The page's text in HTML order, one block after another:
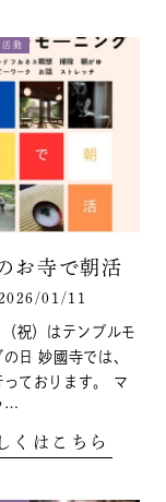
活動
お寺で朝活
01/11
祝）はテンプルモ
日 妙國寺では、
っております。 マ
…
くはこちら